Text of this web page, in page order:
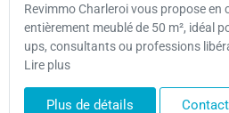
Revimmo Charleroi vous propose en
entièrement meublé de 50 m², idéal
ups, consultants ou professions
Lire plus
Plus de détails